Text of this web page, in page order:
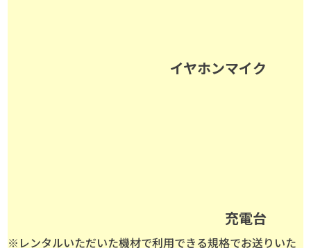
イヤホンマイク
充電台
※レンタルいただいた機材で利用できる規格でお送りいた